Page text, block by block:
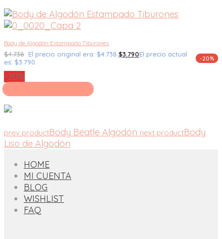
Body de Algodón Estampado Tiburones
$4.738 El precio original era: $4.738. $3.790El precio actual
es: $3.790.
-20%
-20%
Seleccionar opciones
prev productBody Beatle Algodón next productBody
Liso de Algodón
HOME
MI CUENTA
BLOG
WISHLIST
FAQ